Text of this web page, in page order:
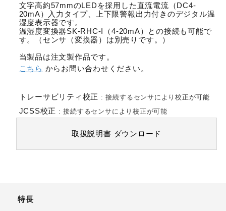
トレーサビリティ校正 :接続するセンサにより校正が可能
JCSS校正 :接続するセンサにより校正が可能
文字高約57mmのLEDを採用した直流電流（DC4-
20mA）入力タイプ、上下限警報出力付きのデジタル温
湿度表示器です。
温湿度変換器SK-RHC-I（4-20mA）との接続も可能で
す。（センサ（変換器）は別売りです。）
当製品は注文製作品です。
こちら からお問い合わせください。
取扱説明書 ダウンロード
特長